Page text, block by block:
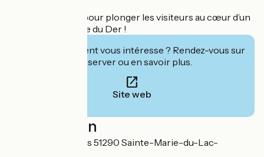
Tout a été pensé pour plonger les visiteurs au cœur d’un
authentique village du Der !
Cet établissement vous intéresse ? Rendez-vous sur
leur site pour réserver ou en savoir plus.
Site web
Localisation
Les Grandes Côtes 51290 Sainte-Marie-du-Lac-